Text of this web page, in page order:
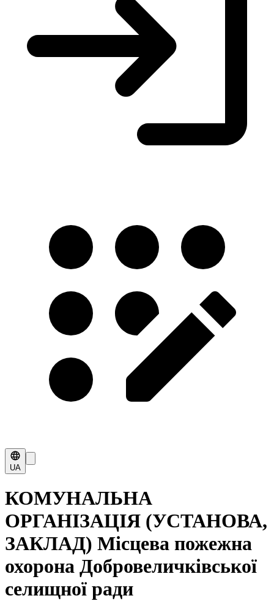
UA
КОМУНАЛЬНА
ОРГАНІЗАЦІЯ (УСТАНОВА,
ЗАКЛАД) Місцева пожежна
охорона Добровеличківської
селищної ради